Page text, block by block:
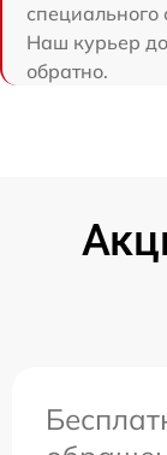
Наш курьер
обратно.